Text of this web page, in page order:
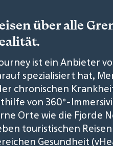
über alle
ist ein Anbieter
spezialisiert hat,
chronischen
von 360°-
Orte wie die Fjorde
touristischen
Gesundheit